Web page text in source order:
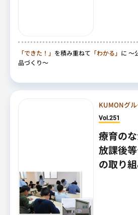
「できた！」 を積み重ねて 「わかる」 に ～
品づくり～
KUMONグ
Vol.251
療育の
放課後
の取り